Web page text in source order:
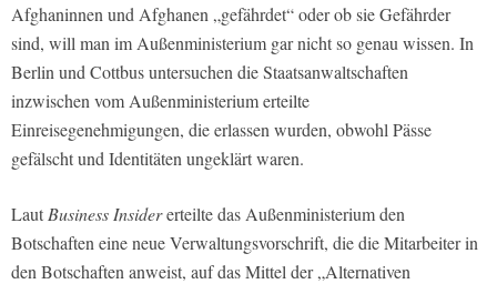
Afghaninnen und Afghanen „gefährdet“ oder ob sie Gefährder
sind, will man im Außenministerium gar nicht so genau wissen. In
Berlin und Cottbus untersuchen die Staatsanwaltschaften
inzwischen vom Außenministerium erteilte
Einreisegenehmigungen, die erlassen wurden, obwohl Pässe
gefälscht und Identitäten ungeklärt waren.
Laut Business Insidererteilte das Außenministerium den
Botschaften eine neue Verwaltungsvorschrift, die die Mitarbeiter in
den Botschaften anweist, auf das Mittel der „Alternativen